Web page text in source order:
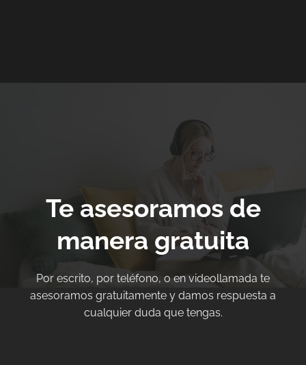
Te asesoramos de
manera gratuita
Por escrito, por teléfono, o en videollamada te
asesoramos gratuitamente y damos respuesta a
cualquier duda que tengas.